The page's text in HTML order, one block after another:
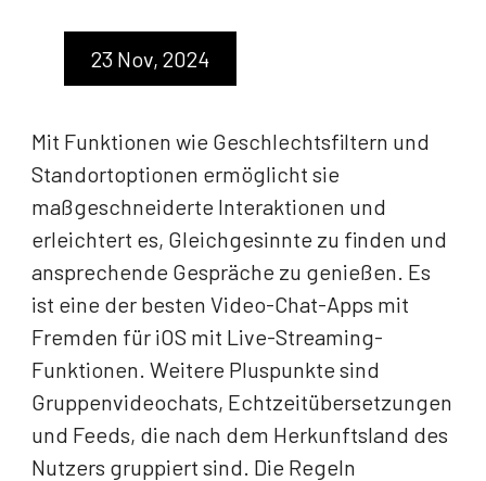
23 Nov, 2024
Mit Funktionen wie Geschlechtsfiltern und
Standortoptionen ermöglicht sie
maßgeschneiderte Interaktionen und
erleichtert es, Gleichgesinnte zu finden und
ansprechende Gespräche zu genießen. Es
ist eine der besten Video-Chat-Apps mit
Fremden für iOS mit Live-Streaming-
Funktionen. Weitere Pluspunkte sind
Gruppenvideochats, Echtzeitübersetzungen
und Feeds, die nach dem Herkunftsland des
Nutzers gruppiert sind. Die Regeln